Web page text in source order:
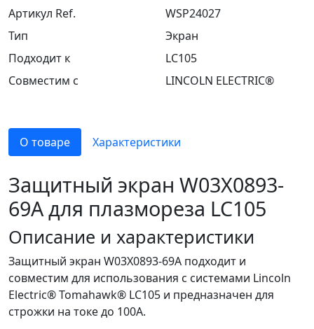
Артикул Ref.
WSP24027
Тип
Экран
Подходит к
LC105
Совместим с
LINCOLN ELECTRIC®
О товаре Характеристики
Защитный экран W03X0893-
69A для плазмореза LC105
Описание и характеристики
Защитный экран W03X0893-69A подходит и
совместим для использования с системами Lincoln
Electric® Tomahawk® LC105 и предназначен для
строжки на токе до 100А.